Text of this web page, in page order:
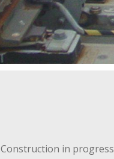
Construction in progress